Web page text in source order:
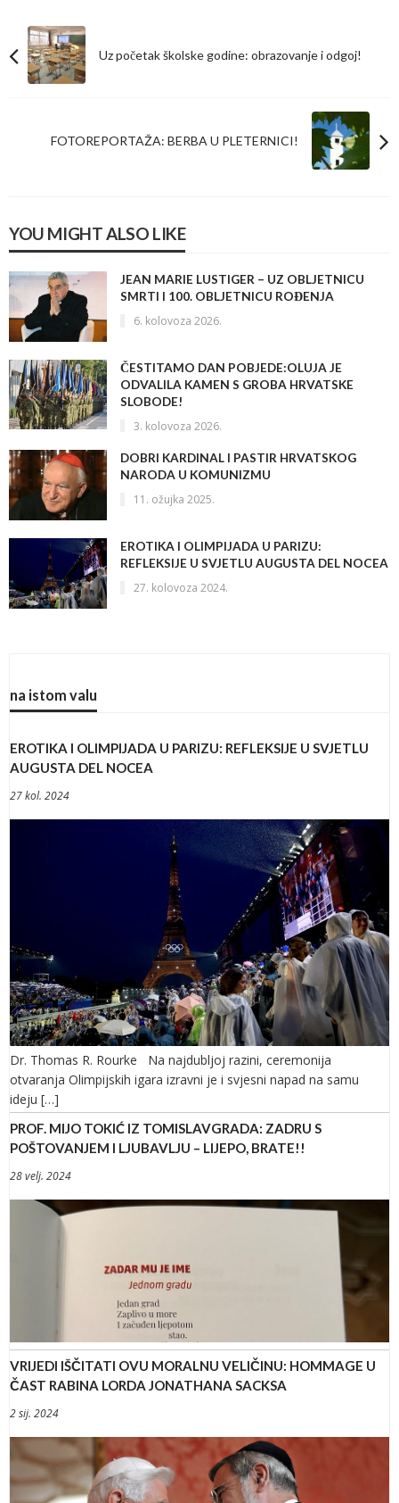
Uz početak školske godine: obrazovanje i odgoj!
FOTOREPORTAŽA: BERBA U PLETERNICI!
YOU MIGHT ALSO LIKE
JEAN MARIE LUSTIGER – UZ OBLJETNICU
SMRTI I 100. OBLJETNICU ROĐENJA
6. kolovoza 2026.
ČESTITAMO DAN POBJEDE:OLUJA JE
ODVALILA KAMEN S GROBA HRVATSKE
SLOBODE!
3. kolovoza 2026.
DOBRI KARDINAL I PASTIR HRVATSKOG
NARODA U KOMUNIZMU
11. ožujka 2025.
EROTIKA I OLIMPIJADA U PARIZU:
REFLEKSIJE U SVJETLU AUGUSTA DEL NOCEA
27. kolovoza 2024.
na istom valu
EROTIKA I OLIMPIJADA U PARIZU: REFLEKSIJE U SVJETLU
AUGUSTA DEL NOCEA
27 kol. 2024
Dr. Thomas R. Rourke Na najdubljoj razini, ceremonija
otvaranja Olimpijskih igara izravni je i svjesni napad na samu
ideju […]
PROF. MIJO TOKIĆ IZ TOMISLAVGRADA: ZADRU S
POŠTOVANJEM I LJUBAVLJU – LIJEPO, BRATE!!
28 velj. 2024
VRIJEDI IŠČITATI OVU MORALNU VELIČINU: HOMMAGE U
ČAST RABINA LORDA JONATHANA SACKSA
2 sij. 2024